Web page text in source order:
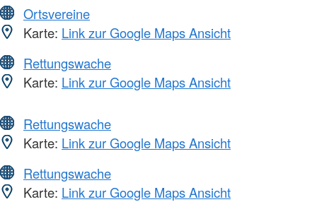
Ortsvereine
Karte: Link zur Google Maps Ansicht
Rettungswache
Karte: Link zur Google Maps Ansicht
Rettungswache
Karte: Link zur Google Maps Ansicht
Rettungswache
Karte: Link zur Google Maps Ansicht